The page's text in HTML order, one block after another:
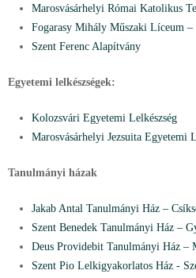
Marosvásárhelyi Római Katolikus
Fogarasy Mihály Műszaki Líceum
Szent Ferenc Alapítvány
Egyetemi lelkészségek:
Kolozsvári Egyetemi Lelkészség
Marosvásárhelyi Jezsuita Egyetemi
Tanulmányi házak
Jakab Antal Tanulmányi Ház –
Szent Benedek Tanulmányi Ház –
Deus Providebit Tanulmányi Ház –
Szent Pio Lelkigyakorlatos Ház -